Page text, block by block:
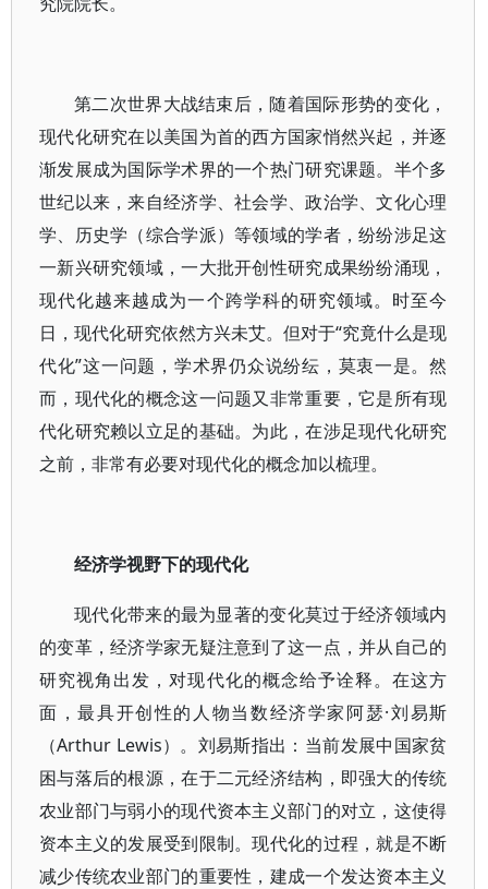
第二次世界大战结束后，随着国际形势的变化，
现代化研究在以美国为首的西方国家悄然兴起，并逐
渐发展成为国际学术界的一个热门研究课题。半个多
世纪以来，来自经济学、社会学、政治学、文化心理
学、历史学（综合学派）等领域的学者，纷纷涉足这
一新兴研究领域，一大批开创性研究成果纷纷涌现，
现代化越来越成为一个跨学科的研究领域。时至今
日，现代化研究依然方兴未艾。但对于“究竟什么是现
代化”这一问题，学术界仍众说纷纭，莫衷一是。然
而，现代化的概念这一问题又非常重要，它是所有现
代化研究赖以立足的基础。为此，在涉足现代化研究
之前，非常有必要对现代化的概念加以梳理。
经济学视野下的现代化
现代化带来的最为显著的变化莫过于经济领域内
的变革，经济学家无疑注意到了这一点，并从自己的
研究视角出发，对现代化的概念给予诠释。在这方
面，最具开创性的人物当数经济学家阿瑟·刘易斯
（Arthur Lewis）。刘易斯指出：当前发展中国家贫
困与落后的根源，在于二元经济结构，即强大的传统
农业部门与弱小的现代资本主义部门的对立，这使得
资本主义的发展受到限制。现代化的过程，就是不断
减少传统农业部门的重要性，建成一个发达资本主义